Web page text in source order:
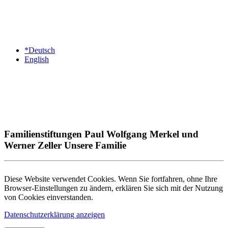
*Deutsch
English
Familienstiftungen Paul Wolfgang Merkel und
Werner Zeller Unsere Familie
Diese Website verwendet Cookies. Wenn Sie fortfahren, ohne Ihre
Browser-Einstellungen zu ändern, erklären Sie sich mit der Nutzung
von Cookies einverstanden.
Datenschutzerklärung anzeigen